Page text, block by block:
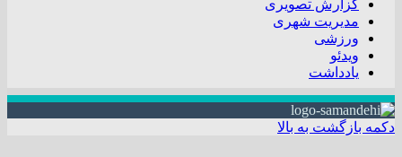
گزارش تصویری
مدیریت شهری
ورزشی
ویدئو
یادداشت
دکمه بازگشت به بالا